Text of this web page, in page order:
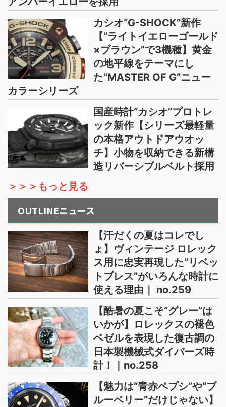
カシオ“G-SHOCK”新作
【“ライトイエローゴールド
×ブラウン”で3機種】黄金
の地平線をテーマにし
た“MASTER OF G”ニュー
カラーシリーズ
国産時計“カシオ”プロトレ
ック新作【シリーズ最軽量
の本格アウトドアウオッ
チ】小物を収納できる新構
造リバーシブルベルト採用
＞＞＞もっと見る
OUTLINEニュース
【汗だくの夏はコレでし
ょ】ヴィンテージ ロレック
ス用に忠実再現した“リベッ
トブレス”がいろんな時計に
使える理由｜ no.259
【酷暑の夏こそ“グレー”は
いかが】ロレックスの褪色
ベゼルを表現した復古調の
日本製機械式ダイバーズ時
計！｜no.258
【魅力は“青赤ペプシ”や“ブ
ルーベリー”だけじゃない】